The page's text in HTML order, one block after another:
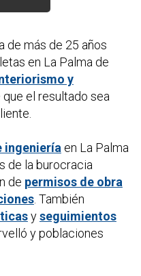
de más de 25 años
en La Palma de
y
el resultado sea
ingeniería en La Palma
de la burocracia
de permisos de obra
. También
yseguimientos
y poblaciones